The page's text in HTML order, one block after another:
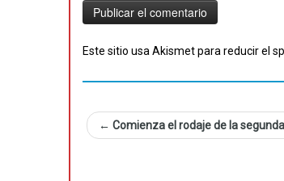
Este sitio usa Akismet para reducir el
← Comienza el rodaje de la segunda